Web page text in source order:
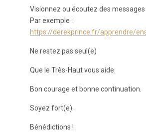
Visionnez ou écoutez des messages
Par exemple :
https://derekprince.fr/apprendre/
Ne restez pas seul(e)
Que le Très-Haut vous aide.
Bon courage et bonne continuation.
Soyez fort(e).
Bénédictions !